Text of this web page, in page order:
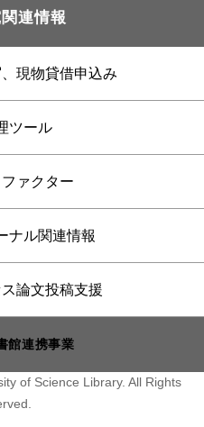
連情報
現物貸借申込み
ツール
ァクター
ナル関連情報
論文投稿支援
館連携事業
of Science Library. All Rights